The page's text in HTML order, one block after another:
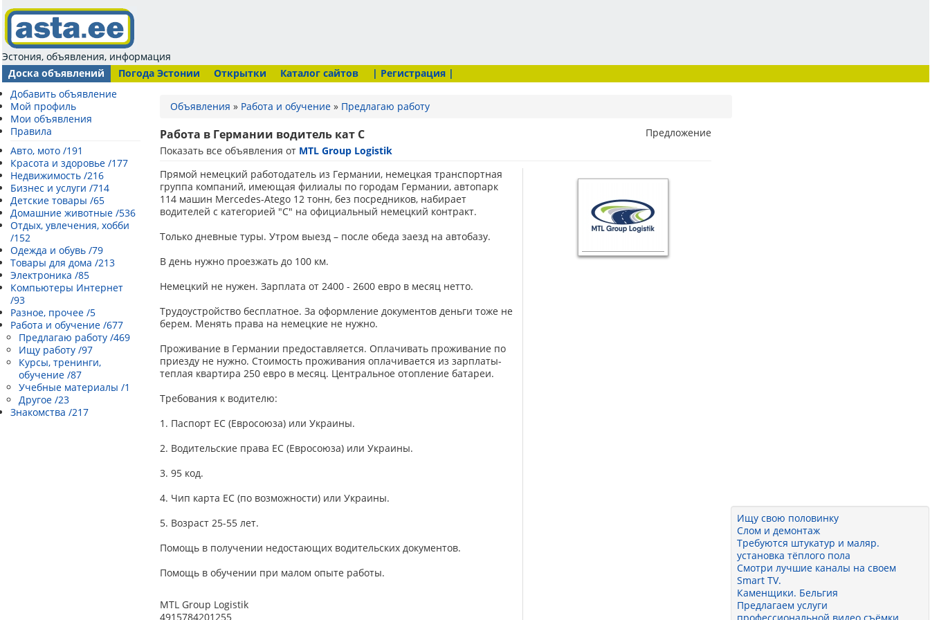
Эстония, объявления, информация
Доска объявлений
Погода Эстонии Открытки Каталог сайтов
| Регистрация |
Добавить объявление
Мой профиль
Мои объявления
Правила
Авто, мото /191
Красота и здоровье /177
Недвижимость /216
Бизнес и услуги /714
Детские товары /65
Домашние животные /536
Отдых, увлечения, хобби
/152
Одежда и обувь /79
Товары для дома /213
Электроника /85
Компьютеры Интернет
/93
Разное, прочее /5
Работа и обучение /677
Предлагаю работу /469
Ищу работу /97
Курсы, тренинги,
обучение /87
Учебные материалы /1
Другое /23
Знакомства /217
Объявления » Работа и обучение » Предлагаю работу
Работа в Германии водитель кат С
Показать все объявления от MTL Group Logistik
Предложение
Прямой немецкий работодатель из Германии, немецкая транспортная
группа компаний, имеющая филиалы по городам Германии, автопарк
114 машин Mercedes-Atego 12 тонн, без посредников, набирает
водителей с категорией "C" на официальный немецкий контракт.
Только дневные туры. Утром выезд – после обеда заезд на автобазу.
В день нужно проезжать до 100 км.
Немецкий не нужен. Зарплата от 2400 - 2600 евро в месяц нетто.
Трудоустройство бесплатное. За оформление документов деньги тоже не
берем. Менять права на немецкие не нужно.
Проживание в Германии предоставляется. Оплачивать проживание по
приезду не нужно. Стоимость проживания оплачивается из зарплаты-
теплая квартира 250 евро в месяц. Центральное отопление батареи.
Требования к водителю:
1. Паспорт EC (Евросоюза) или Украины.
2. Водительские права EC (Евросоюза) или Украины.
3. 95 код.
4. Чип карта EC (по возможности) или Украины.
5. Возраст 25-55 лет.
Помощь в получении недостающих водительских документов.
Помощь в обучении при малом опыте работы.
MTL Group Logistik
4915784201255
Ищу свою половинку
Слом и демонтаж
Требуются штукатур и маляр.
установка тёплого пола
Смотри лучшие каналы на своем
Smart TV.
Каменщики. Бельгия
Предлагаем услуги